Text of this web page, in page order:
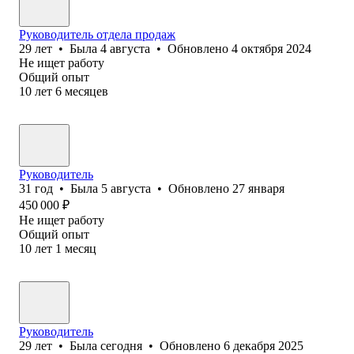
Руководитель отдела продаж
29 лет • Была 4 августа • Обновлено 4 октября 2024
Не ищет работу
Общий опыт
10 лет 6 месяцев
Руководитель
31 год • Была 5 августа • Обновлено 27 января
450 000 ₽
Не ищет работу
Общий опыт
10 лет 1 месяц
Руководитель
29 лет • Была сегодня • Обновлено 6 декабря 2025